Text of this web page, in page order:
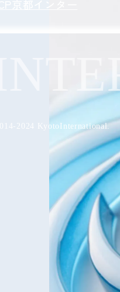
2024 KyotoInternational.